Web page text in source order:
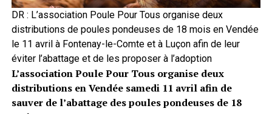
DR : L’association Poule Pour Tous organise deux
distributions de poules pondeuses de 18 mois en Vendée
le 11 avril à Fontenay-le-Comte et à Luçon afin de leur
éviter l’abattage et de les proposer à l’adoption
L’association Poule Pour Tous organise deux
distributions en Vendée samedi 11 avril afin de
sauver de l’abattage des poules pondeuses de 18